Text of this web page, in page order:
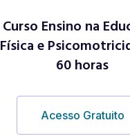
Curso Ensino na
Física e
60 horas
Acesso Gratuito